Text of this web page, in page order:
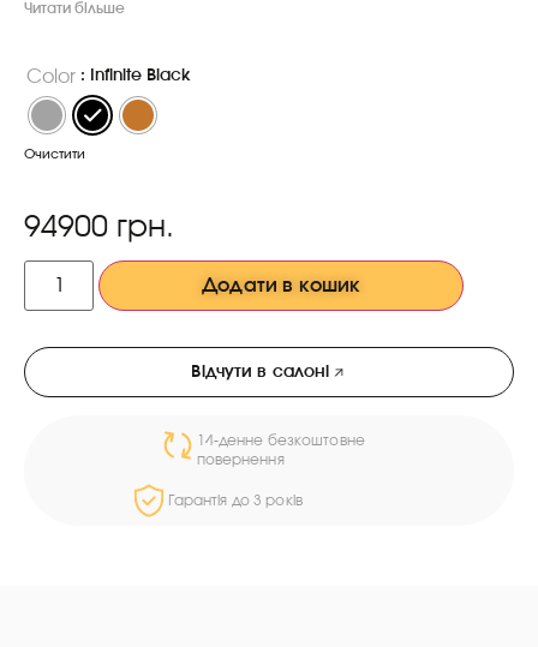
Читати більше
Color : Infinite Black
Очистити
94900 грн.
Додати в кошик
Відчути в салоні
14-денне безкоштовне
повернення
Гарантія до 3 років